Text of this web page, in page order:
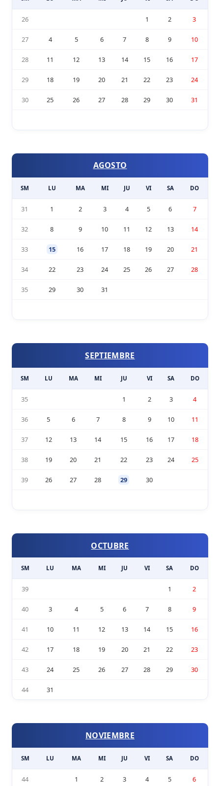
26 1 2 3
27 4 5 6 7 8 9 10
28 11 12 13 14 15 16 17
29 18 19 20 21 22 23 24
30 25 26 27 28 29 30 31
AGOSTO
SM LU MA MI JU VI SA DO
31 1 2 3 4 5 6 7
32 8 9 10 11 12 13 14
33 15 16 17 18 19 20 21
34 22 23 24 25 26 27 28
35 29 30 31
SEPTIEMBRE
SM LU MA MI JU VI SA DO
35 1 2 3 4
36 5 6 7 8 9 10 11
37 12 13 14 15 16 17 18
38 19 20 21 22 23 24 25
39 26 27 28 29 30
OCTUBRE
SM LU MA MI JU VI SA DO
39 1 2
40 3 4 5 6 7 8 9
41 10 11 12 13 14 15 16
42 17 18 19 20 21 22 23
43 24 25 26 27 28 29 30
44 31
NOVIEMBRE
SM LU MA MI JU VI SA DO
44 1 2 3 4 5 6